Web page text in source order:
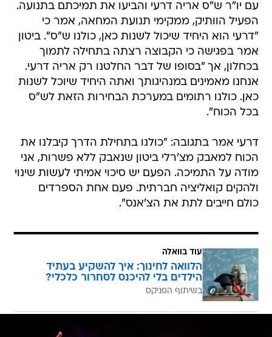
עם יו"ר ש"ס אריה דרעי והביעו את תמיכתם בתנועה.
הפעיל הוותיק, ממקימי תנועת המחאה, אמר כי
"דרעי הוא היחיד שיכול לשנות כאן, כולנו ש"ס". ביטון
אמר בפגישה כי הקבוצה רצתה בתחילה לתמוך
בכחלון, אך "בסופו של דבר החלטנו רק אריה דרעי.
אנחנו מאמינים במנהיגותך ואתה היחיד שיוכל לשנות
כאן. כולנו רתומים במערכת הבחירות הזאת לש"ס
בכל הכוח".
דרעי אמר בתגובה: "כולנו בתחילת הדרך קיבלנו את
הכוח למאבק מצ'רלי ביטון שנאבק ללא פשרות, אני
מודה על התמיכה. הפעם יש סיכוי אמיתי לעשות שינוי
ולהקים קואליציה חברתית. פעם אחת הספרדים
כולם חייבים לתת את הצ'אנס".
עוד בוואלה
הלוואה לחינוך: איך להשקיע בעתיד
הילדים בלי להיכנס לסחרור כלכלי?
בשיתוף הפניקס